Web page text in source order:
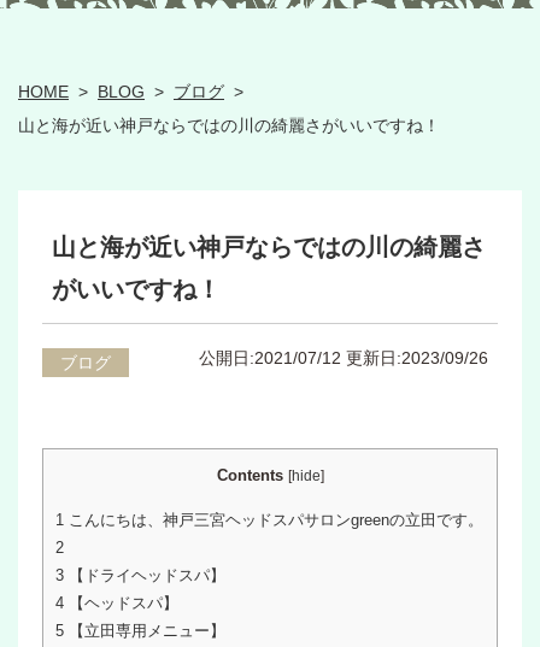
HOME > BLOG > ブログ >
山と海が近い神戸ならではの川の綺麗さがいいですね！
山と海が近い神戸ならではの川の綺麗さ
がいいですね！
ブログ 公開日:2021/07/12 更新日:2023/09/26
Contents [hide]
1 こんにちは、神戸三宮ヘッドスパサロンgreenの立田です。
2
3 【ドライヘッドスパ】
4 【ヘッドスパ】
5 【立田専用メニュー】